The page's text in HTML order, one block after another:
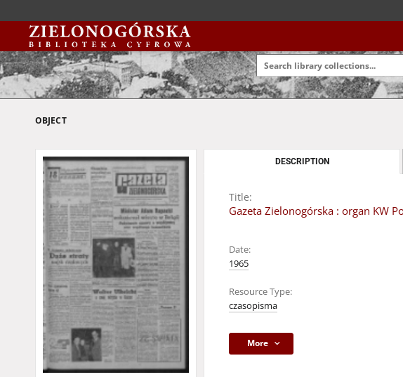
OBJECT
DESCRIPTION
Title:
Gazeta Zielonogórska : organ KW
Date:
1965
Resource Type:
czasopisma
More